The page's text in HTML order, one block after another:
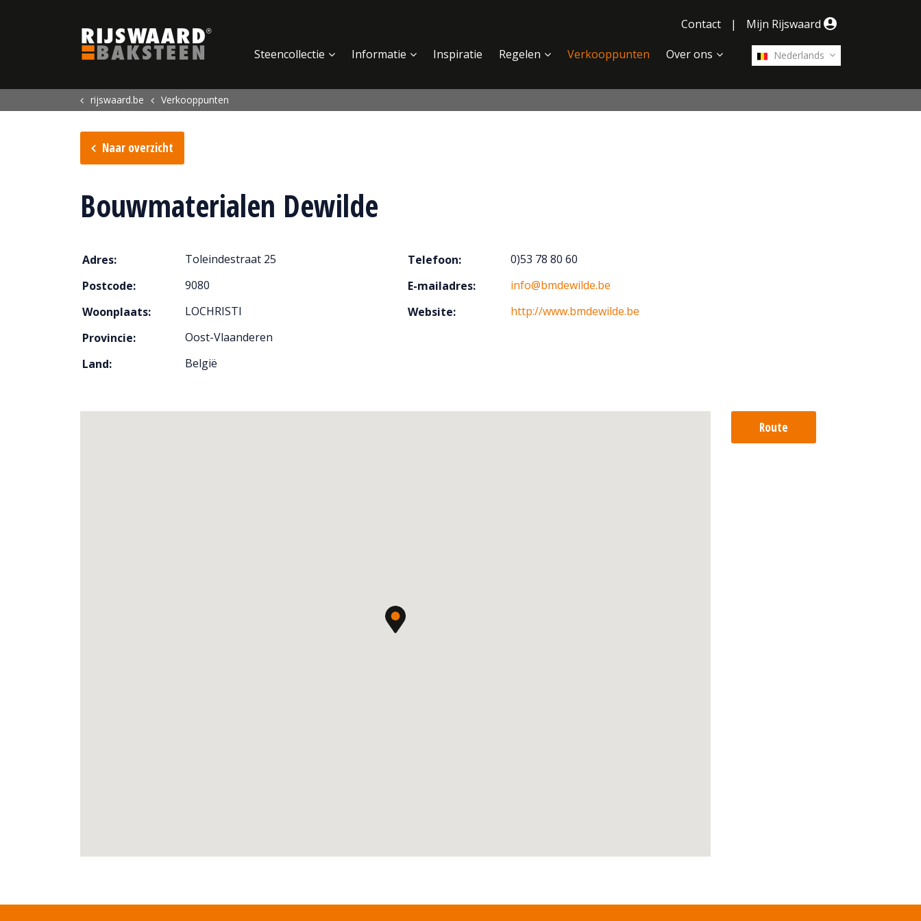
Contact
| Mijn Rijswaard
Nederlands
Steencollectie Informatie Inspiratie Regelen Verkooppunten Over ons
rijswaard.be Verkooppunten
Naar overzicht
Bouwmaterialen Dewilde
Adres:
Toleindestraat 25
Postcode:
9080
Woonplaats:
LOCHRISTI
Provincie:
Oost-Vlaanderen
Land:
België
Telefoon:
0)53 78 80 60
E-mailadres:
info@bmdewilde.be
Website:
http://www.bmdewilde.be
Route